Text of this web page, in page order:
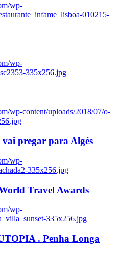
wp-
010215-
wp-
335x256.jpg
wp-content/uploads/2018/07/o-
pregar para Algés
wp-
335x256.jpg
Travel Awards
wp-
335x256.jpg
. Penha Longa